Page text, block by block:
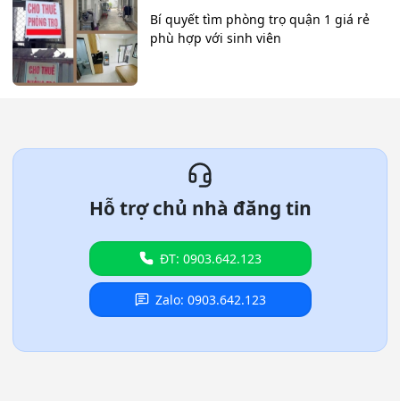
Bí quyết tìm phòng trọ quận 1 giá rẻ
phù hợp với sinh viên
Hỗ trợ chủ nhà đăng tin
ĐT: 0903.642.123
Zalo: 0903.642.123